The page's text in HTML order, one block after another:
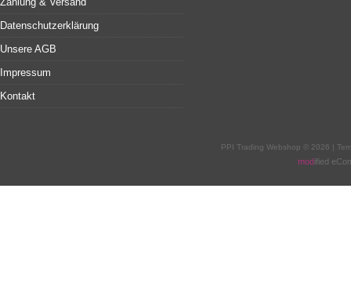
Datenschutzerklärung
Unsere AGB
Impressum
Kontakt
PPI Trading Webshop © 2026 |
modified